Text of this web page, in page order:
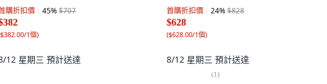
購折扣價 45%$707
$382.00/1個)
12 星期三 預計送達
首購折扣價 24%$828
$628
($628.00/1個)
8/12 星期三 預計送達
(1)